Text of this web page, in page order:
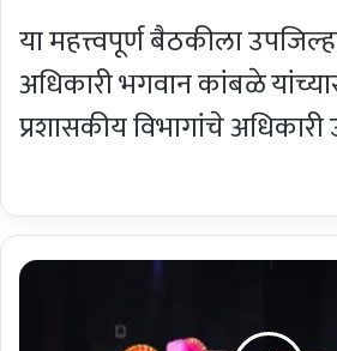
या महत्त्वपूर्ण बैठकीला
अधिकारी भगवान कांबळे
प्रशासकीय विभागांचे अधिकारी
पा